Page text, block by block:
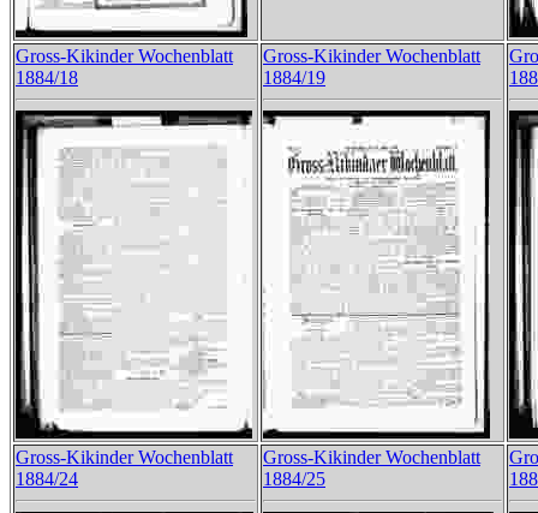
Gross-Kikinder Wochenblatt
1884/18
Gross-Kikinder Wochenblatt
1884/19
Gross-Kikinder Wochenblatt
1884/24
Gross-Kikinder Wochenblatt
1884/25